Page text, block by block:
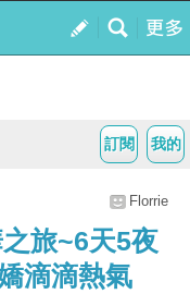
我的
訂閱
Florrie
旅~6天5夜
滴滴熱氣